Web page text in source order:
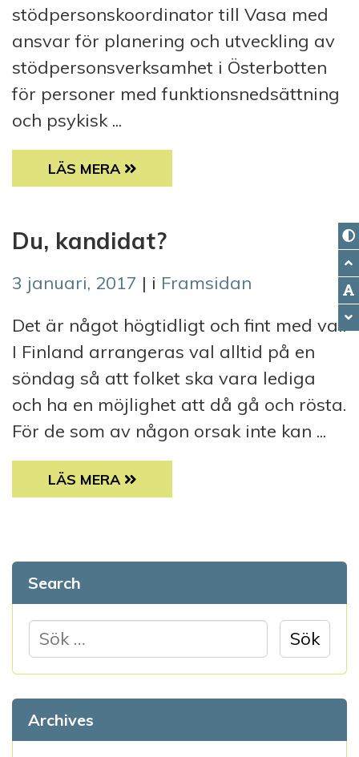
stödpersonskoordinator till Vasa med
ansvar för planering och utveckling av
stödpersonsverksamhet i Österbotten
för personer med funktionsnedsättning
och psykisk ...
SAMS ANSTÄLLER EN
LÄS MERA
Du, kandidat?
3 januari, 2017 | i Framsidan
Det är något högtidligt och fint med val.
I Finland arrangeras val alltid på en
söndag så att folket ska vara lediga
och ha en möjlighet att då gå och rösta.
För de som av någon orsak inte kan ...
DU, KANDIDAT?
LÄS MERA
Search
ö
e
f
Archives